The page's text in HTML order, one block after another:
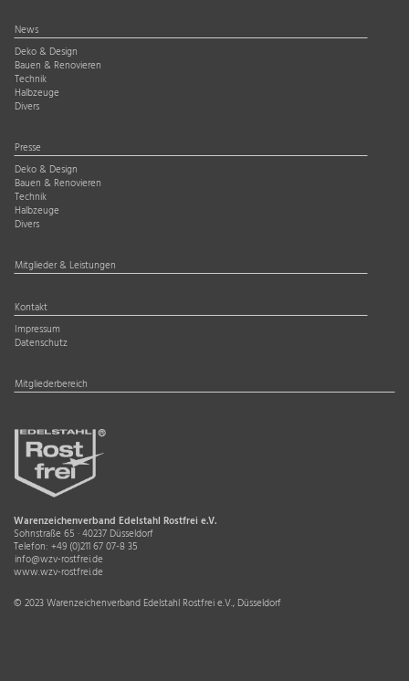
News
Deko & Design
Bauen & Renovieren
Technik
Halbzeuge
Divers
Presse
Deko & Design
Bauen & Renovieren
Technik
Halbzeuge
Divers
Mitglieder & Leistungen
Kontakt
Impressum
Datenschutz
Mitgliederbereich
Warenzeichenverband Edelstahl Rostfrei e.V.
Sohnstraße 65 · 40237 Düsseldorf
Telefon: +49 (0)211 67 07-8 35
info@wzv-rostfrei.de
www.wzv-rostfrei.de
© 2023 Warenzeichenverband Edelstahl Rostfrei e.V., Düsseldorf